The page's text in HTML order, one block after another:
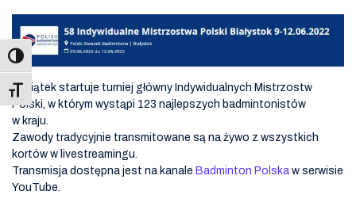
Toggle Font size
W piątek startuje turniej główny Indywidualnych Mistrzostw
Polski, w którym wystąpi 123 najlepszych badmintonistów
w kraju.
Zawody tradycyjnie transmitowane są na żywo z wszystkich
kortów w livestreamingu.
Transmisja dostępna jest na kanale Badminton Polska w serwisie
YouTube.